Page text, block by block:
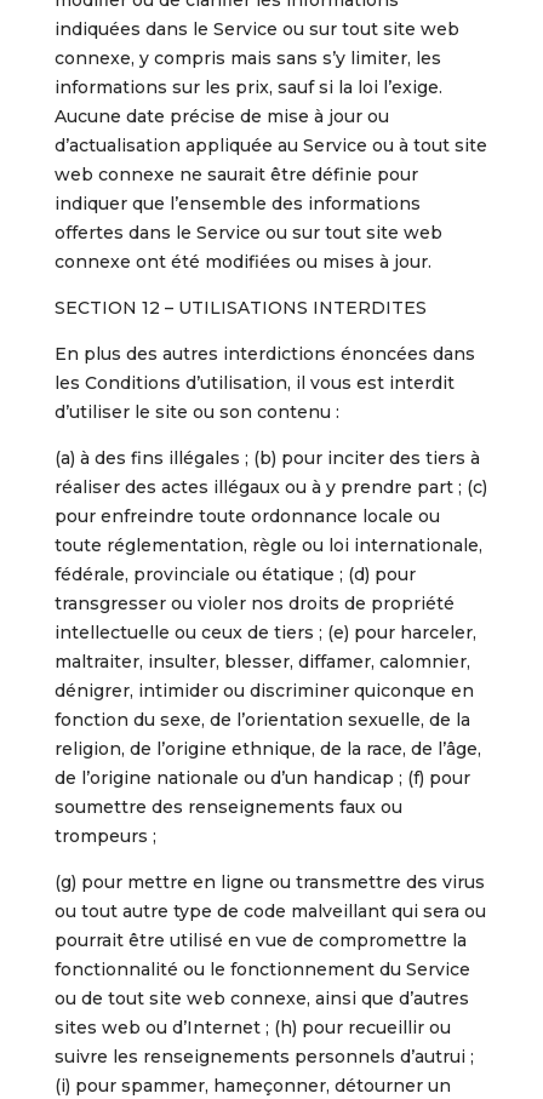
indiquées dans le Service ou sur tout site web
connexe, y compris mais sans s’y limiter, les
informations sur les prix, sauf si la loi l’exige.
Aucune date précise de mise à jour ou
d’actualisation appliquée au Service ou à tout site
web connexe ne saurait être définie pour
indiquer que l’ensemble des informations
offertes dans le Service ou sur tout site web
connexe ont été modifiées ou mises à jour.
SECTION 12 – UTILISATIONS INTERDITES
En plus des autres interdictions énoncées dans
les Conditions d’utilisation, il vous est interdit
d’utiliser le site ou son contenu :
(a) à des fins illégales ; (b) pour inciter des tiers à
réaliser des actes illégaux ou à y prendre part ; (c)
pour enfreindre toute ordonnance locale ou
toute réglementation, règle ou loi internationale,
fédérale, provinciale ou étatique ; (d) pour
transgresser ou violer nos droits de propriété
intellectuelle ou ceux de tiers ; (e) pour harceler,
maltraiter, insulter, blesser, diffamer, calomnier,
dénigrer, intimider ou discriminer quiconque en
fonction du sexe, de l’orientation sexuelle, de la
religion, de l’origine ethnique, de la race, de l’âge,
de l’origine nationale ou d’un handicap ; (f) pour
soumettre des renseignements faux ou
trompeurs ;
(g) pour mettre en ligne ou transmettre des virus
ou tout autre type de code malveillant qui sera ou
pourrait être utilisé en vue de compromettre la
fonctionnalité ou le fonctionnement du Service
ou de tout site web connexe, ainsi que d’autres
sites web ou d’Internet ; (h) pour recueillir ou
suivre les renseignements personnels d’autrui ;
(i) pour spammer, hameçonner, détourner un